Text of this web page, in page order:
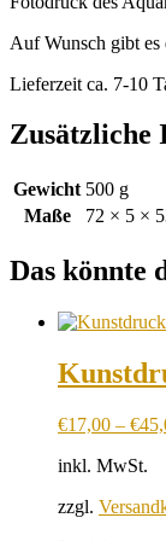
Auf Wunsch gibt
Lieferzeit ca. 7-10
Zusätzliche
Gewicht 500 g
Maße
72 × 5 ×
Das könnte
€17,00 – €
inkl. MwSt.
zzgl.